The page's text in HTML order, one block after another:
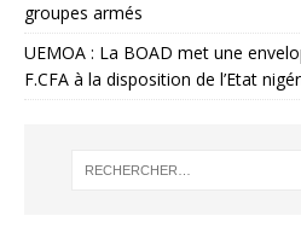
groupes armés
UEMOA : La BOAD met une
F.CFA à la disposition de l’Etat